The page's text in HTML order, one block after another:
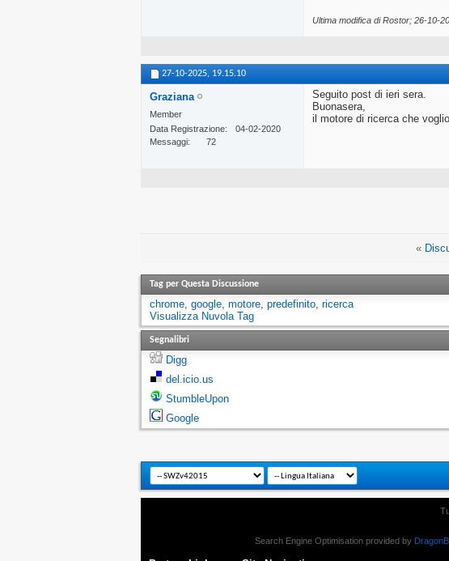
Ultima modifica di Rostor; 26-10-
27-10-2025, 19.15.10
Graziana
Member
Data Registrazione
04-02-2020
Messaggi
72
Seguito post di ieri sera.
Buonasera,
il motore di ricerca che
«
Tag per Questa Discussione
chrome, google, motore, predefinito, ricerca
Visualizza Nuvola Tag
Segnalibri
Digg
del.icio.us
StumbleUpon
Google
Search Engine Optimisation provided by